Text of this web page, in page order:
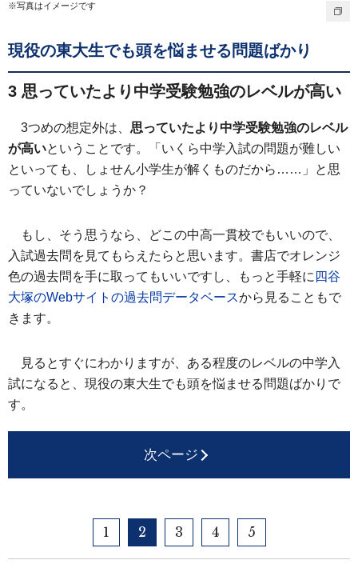
※写真はイメージです
現役の東大生でも頭を悩ませる問題ばかり
3 思っていたより中学受験勉強のレベルが高い
3つめの想定外は、 思っていたより中学受験勉強のレベル
が高いということです。「いくら中学入試の問題が難しい
といっても、しょせん小学生が解くものだから……」と思
っていないでしょうか？
もし、そう思うなら、どこの中高一貫校でもいいので、
入試過去問を見てもらえたらと思います。書店でオレンジ
色の過去問を手に取ってもいいですし、もっと手軽に 四谷
大塚のWebサイトの過去問データベースから見ることもで
きます。
見るとすぐにわかりますが、ある程度のレベルの中学入
試になると、現役の東大生でも頭を悩ませる問題ばかりで
す。
次ページ
1 2 3 4 5